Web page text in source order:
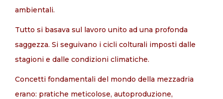
ambientali.
Tutto si basava sul lavoro unito ad una profonda
saggezza. Si seguivano i cicli colturali imposti dalle
stagioni e dalle condizioni climatiche.
Concetti fondamentali del mondo della mezzadria
erano: pratiche meticolose, autoproduzione,